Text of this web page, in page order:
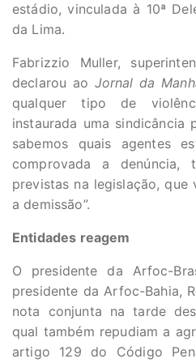
estádio, vinculada à 10ª
da Lima.
Fabrizzio Muller,
declarou ao Jornal da
qualquer tipo de
instaurada uma sindicância
sabemos quais agentes
comprovada a denúncia,
previstas na legislação, que
a demissão”.
Entidades reagem
O presidente da Arfoc-
presidente da Arfoc-Bahia,
nota conjunta na tarde
qual também repudiam a
artigo 129 do Código